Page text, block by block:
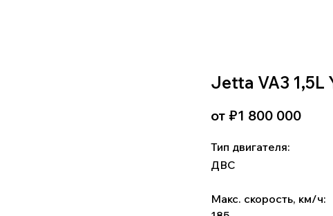
Jetta VA3 1,5L
от ₽1 800 000
Тип двигателя:
ДВС
Макс. скорость, км/ч:
этапов: первичное консультирование по модели,